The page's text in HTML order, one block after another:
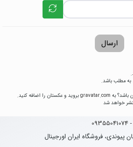
ارسال
به مطلب باشد.
باشد؟ به gravatar.com بروید و عکستان را اضافه کنید.
خواهد شد
پیوندی، فروشگاه ایران اورجینال